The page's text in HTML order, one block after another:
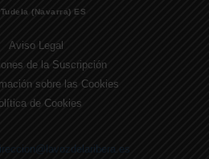
(Navarra) ES
Aviso Legal
de la Suscripción
sobre las Cookies
de Cookies